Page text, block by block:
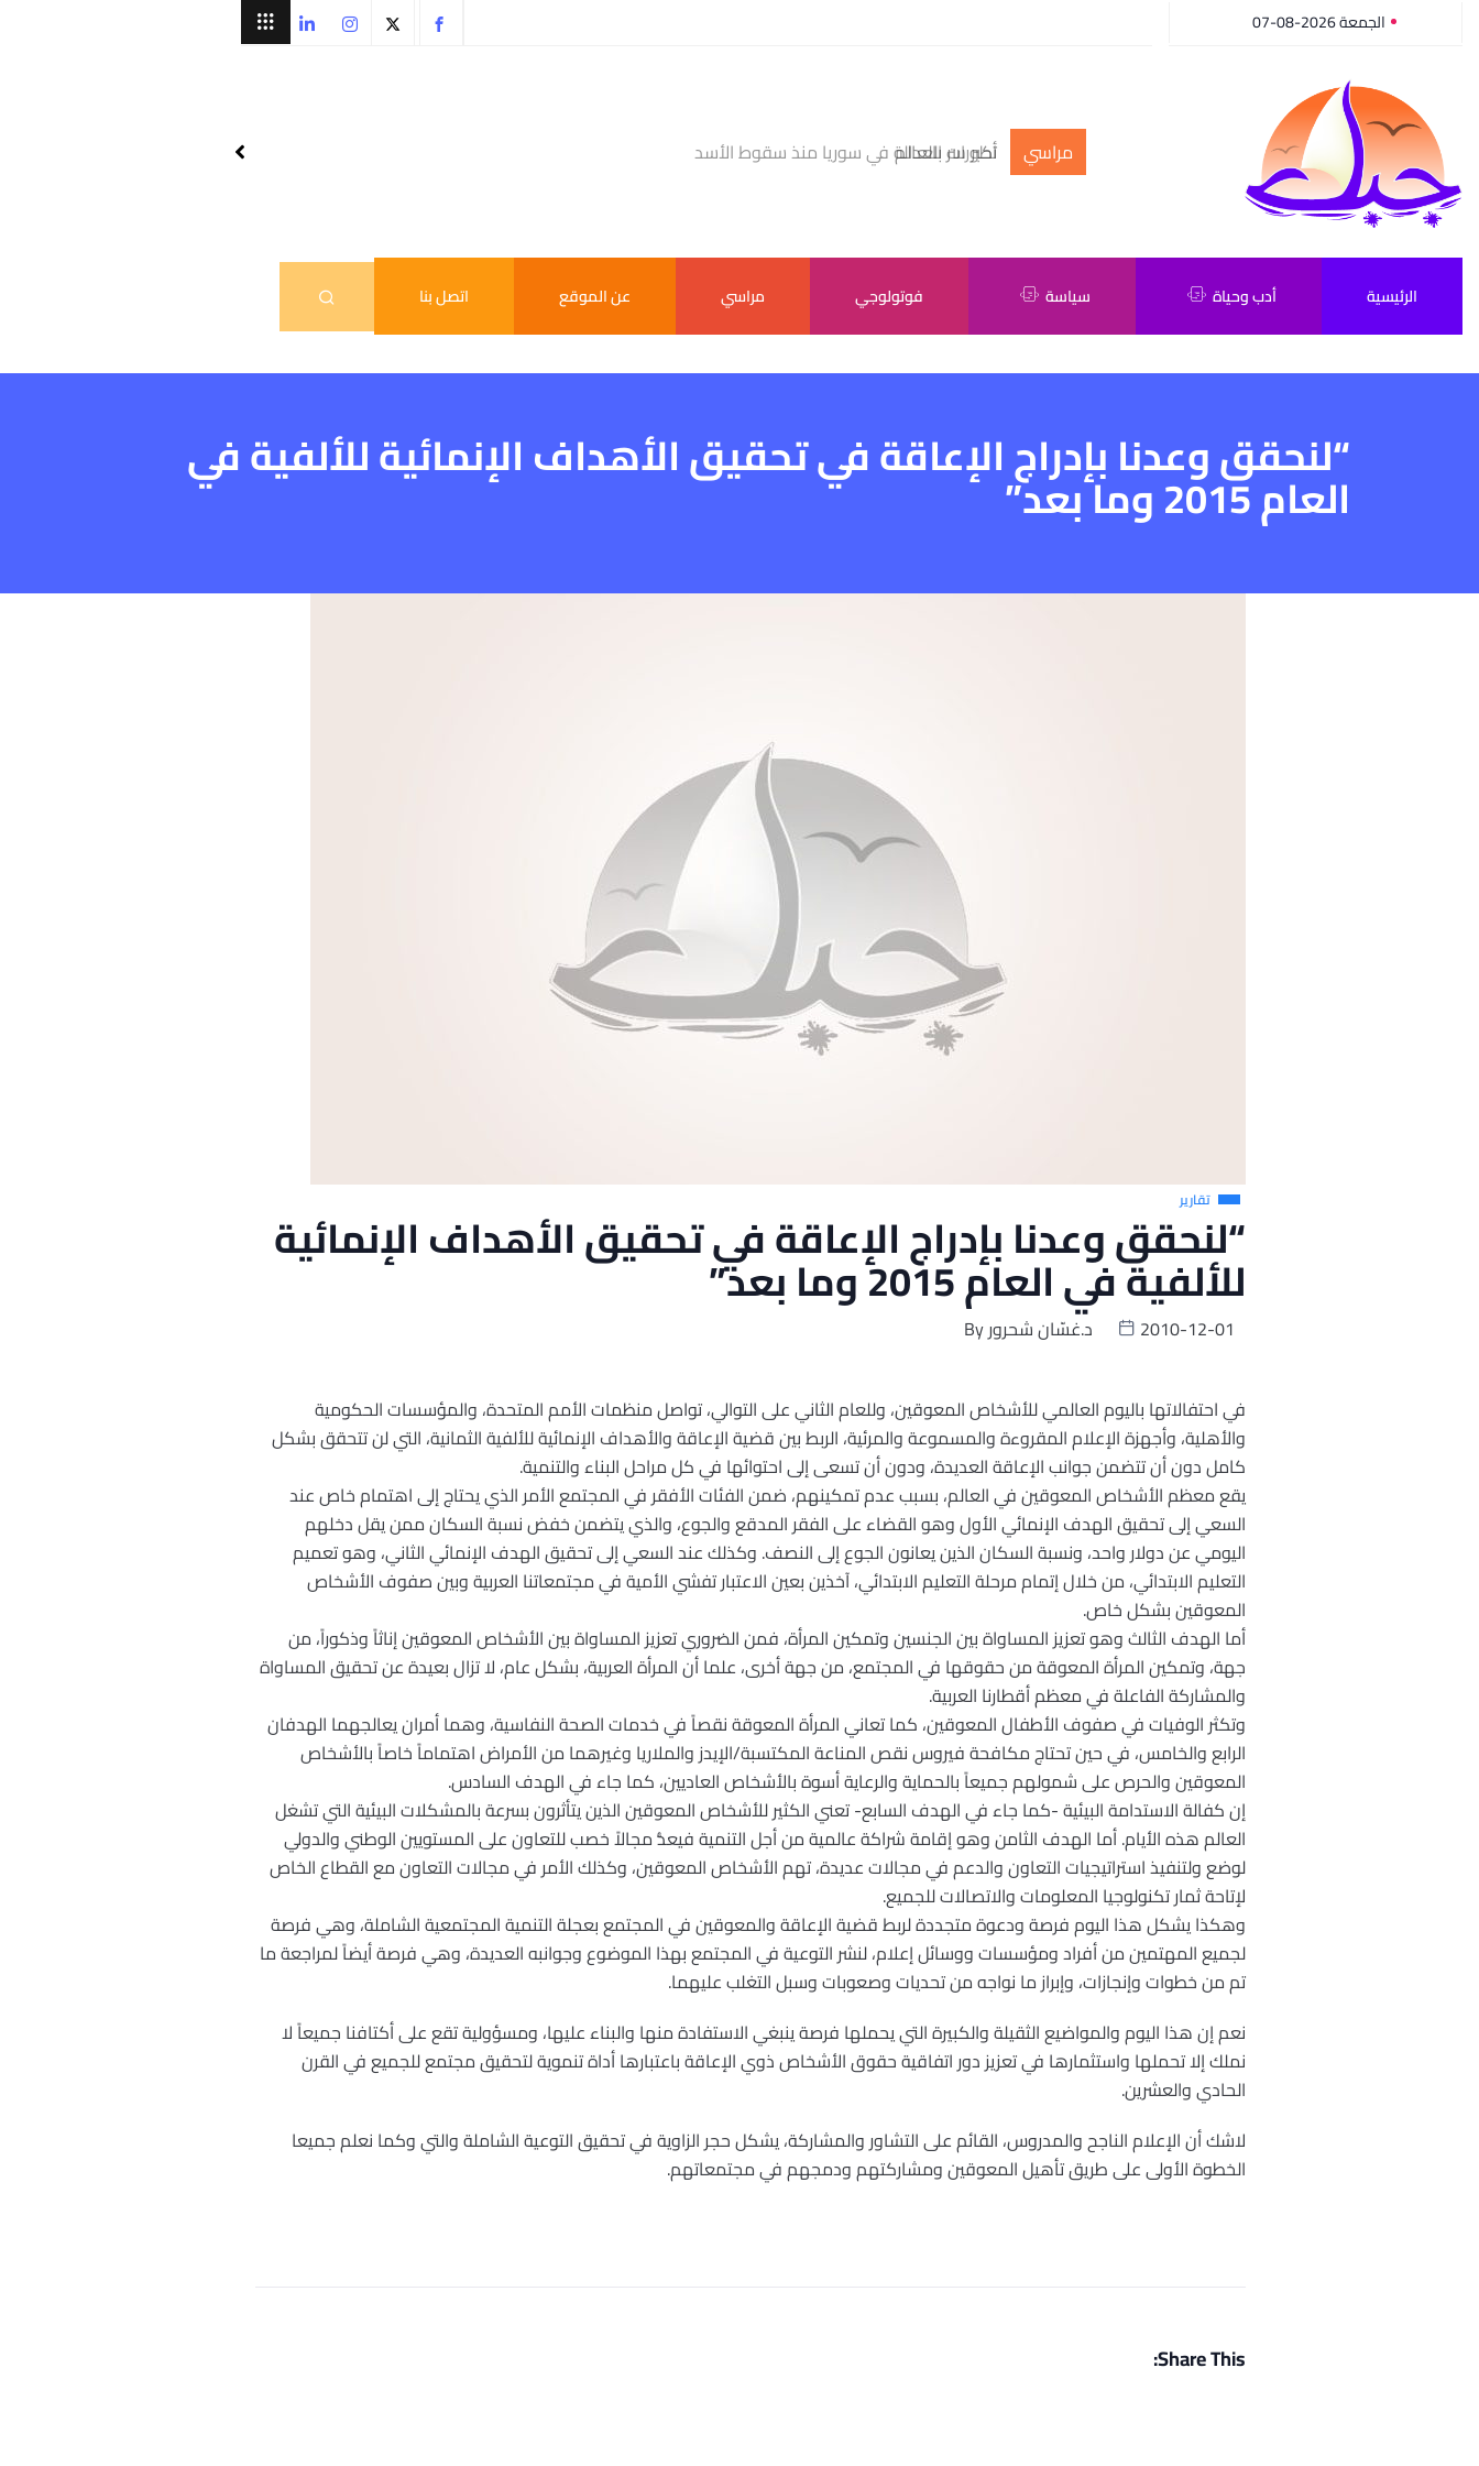
الجمعة 2026-08-07
مراسي أكبر سر بالعالم
الرئيسية أدب وحياة سياسة فوتولوجي مراسي عن الموقع اتصل بنا
“لنحقق وعدنا بإدراج الإعاقة في تحقيق الأهداف الإنمائية للألفية في
العام 2015 وما بعد”
تقارير
“لنحقق وعدنا بإدراج الإعاقة في تحقيق الأهداف الإنمائية
للألفية في العام 2015 وما بعد”
Byد.غسّان شحرور 2010-12-01
في احتفالاتها باليوم العالمي للأشخاص المعوقين، وللعام الثاني على التوالي، تواصل منظمات الأمم المتحدة، والمؤسسات الحكومية
والأهلية، وأجهزة الإعلام المقروءة والمسموعة والمرئية، الربط بين قضية الإعاقة والأهداف الإنمائية للألفية الثمانية، التي لن تتحقق بشكل
كامل دون أن تتضمن جوانب الإعاقة العديدة، ودون أن تسعى إلى احتوائها في كل مراحل البناء والتنمية.
يقع معظم الأشخاص المعوقين في العالم، بسبب عدم تمكينهم، ضمن الفئات الأفقر في المجتمع الأمر الذي يحتاج إلى اهتمام خاص عند
السعي إلى تحقيق الهدف الإنمائي الأول وهو القضاء على الفقر المدقع والجوع، والذي يتضمن خفض نسبة السكان ممن يقل دخلهم
اليومي عن دولار واحد، ونسبة السكان الذين يعانون الجوع إلى النصف. وكذلك عند السعي إلى تحقيق الهدف الإنمائي الثاني، وهو تعميم
التعليم الابتدائي، من خلال إتمام مرحلة التعليم الابتدائي، آخذين بعين الاعتبار تفشي الأمية في مجتمعاتنا العربية وبين صفوف الأشخاص
المعوقين بشكل خاص.
أما الهدف الثالث وهو تعزيز المساواة بين الجنسين وتمكين المرأة، فمن الضروري تعزيز المساواة بين الأشخاص المعوقين إناثاً وذكوراً، من
جهة، وتمكين المرأة المعوقة من حقوقها في المجتمع، من جهة أخرى، علما أن المرأة العربية، بشكل عام، لا تزال بعيدة عن تحقيق المساواة
والمشاركة الفاعلة في معظم أقطارنا العربية.
وتكثر الوفيات في صفوف الأطفال المعوقين، كما تعاني المرأة المعوقة نقصاً في خدمات الصحة النفاسية، وهما أمران يعالجهما الهدفان
الرابع والخامس، في حين تحتاج مكافحة فيروس نقص المناعة المكتسبة/الإيدز والملاريا وغيرهما من الأمراض اهتماماً خاصاً بالأشخاص
المعوقين والحرص على شمولهم جميعاً بالحماية والرعاية أسوة بالأشخاص العاديين، كما جاء في الهدف السادس.
إن كفالة الاستدامة البيئية -كما جاء في الهدف السابع- تعني الكثير للأشخاص المعوقين الذين يتأثرون بسرعة بالمشكلات البيئية التي تشغل
العالم هذه الأيام. أما الهدف الثامن وهو إقامة شراكة عالمية من أجل التنمية فيعدُّ مجالاً خصب للتعاون على المستويين الوطني والدولي
لوضع ولتنفيذ استراتيجيات التعاون والدعم في مجالات عديدة، تهم الأشخاص المعوقين، وكذلك الأمر في مجالات التعاون مع القطاع الخاص
لإتاحة ثمار تكنولوجيا المعلومات والاتصالات للجميع.
وهكذا يشكل هذا اليوم فرصة ودعوة متجددة لربط قضية الإعاقة والمعوقين في المجتمع بعجلة التنمية المجتمعية الشاملة، وهي فرصة
لجميع المهتمين من أفراد ومؤسسات ووسائل إعلام، لنشر التوعية في المجتمع بهذا الموضوع وجوانبه العديدة، وهي فرصة أيضاً لمراجعة ما
تم من خطوات وإنجازات، وإبراز ما نواجه من تحديات وصعوبات وسبل التغلب عليهما.
نعم إن هذا اليوم والمواضيع الثقيلة والكبيرة التي يحملها فرصة ينبغي الاستفادة منها والبناء عليها، ومسؤولية تقع على أكتافنا جميعاً لا
نملك إلا تحملها واستثمارها في تعزيز دور اتفاقية حقوق الأشخاص ذوي الإعاقة باعتبارها أداة تنموية لتحقيق مجتمع للجميع في القرن
الحادي والعشرين.
لاشك أن الإعلام الناجح والمدروس، القائم على التشاور والمشاركة، يشكل حجر الزاوية في تحقيق التوعية الشاملة والتي وكما نعلم جميعا
الخطوة الأولى على طريق تأهيل المعوقين ومشاركتهم ودمجهم في مجتمعاتهم.
Share This: